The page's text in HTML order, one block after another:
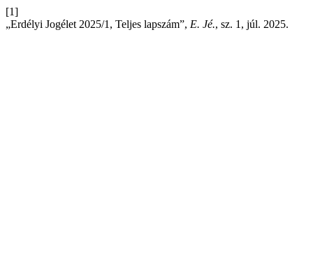
[1]
„Erdélyi Jogélet 2025/1, Teljes lapszám”, E. Jé., sz. 1, júl. 2025.